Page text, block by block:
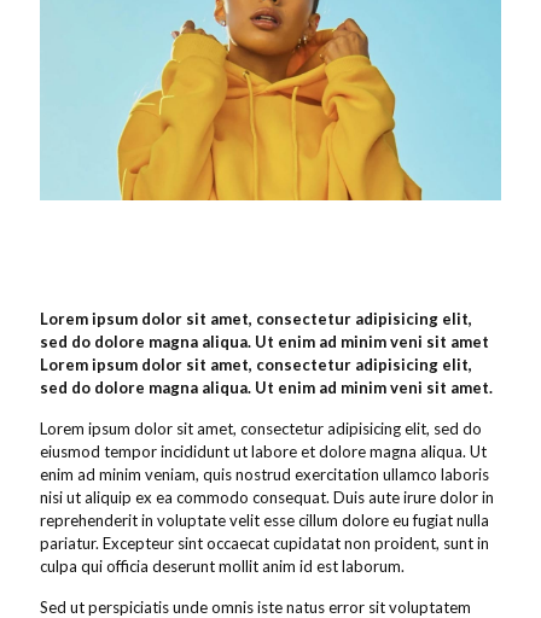
Lorem ipsum dolor sit amet, consectetur adipisicing elit,
sed do dolore magna aliqua. Ut enim ad minim veni sit amet
Lorem ipsum dolor sit amet, consectetur adipisicing elit,
sed do dolore magna aliqua. Ut enim ad minim veni sit amet.
Lorem ipsum dolor sit amet, consectetur adipisicing elit, sed do
eiusmod tempor incididunt ut labore et dolore magna aliqua. Ut
enim ad minim veniam, quis nostrud exercitation ullamco laboris
nisi ut aliquip ex ea commodo consequat. Duis aute irure dolor in
reprehenderit in voluptate velit esse cillum dolore eu fugiat nulla
pariatur. Excepteur sint occaecat cupidatat non proident, sunt in
culpa qui officia deserunt mollit anim id est laborum.
Sed ut perspiciatis unde omnis iste natus error sit voluptatem